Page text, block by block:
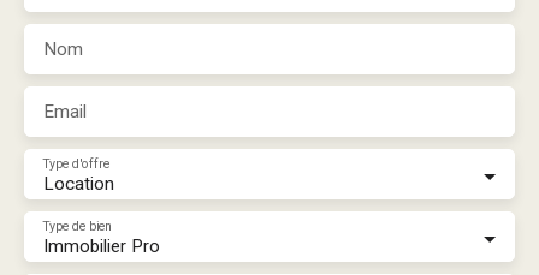
Nom
Email
Location
Type d'offre
Immobilier Pro
Type de bien